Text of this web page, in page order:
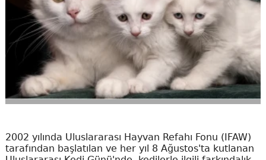
2002 yılında Uluslararası Hayvan Refahı Fonu (IFAW)
tarafından başlatılan ve her yıl 8 Ağustos'ta kutlanan